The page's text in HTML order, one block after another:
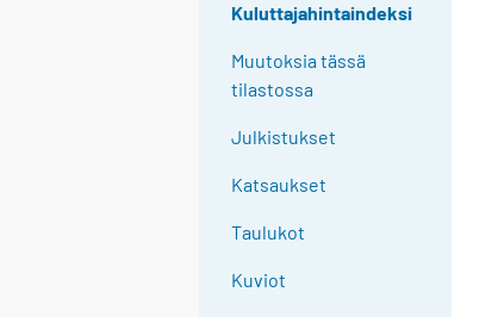
Kuluttajahintaindeksi
Muutoksia tässä
tilastossa
Julkistukset
Katsaukset
Taulukot
Kuviot